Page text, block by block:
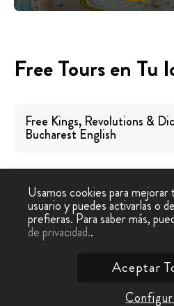
Free Tours en Tu
Free Kings, Revolutions &
Bucharest English
Tour
Gratis - Free Tour
Bucarest
Free
Usamos cookies para mejorar
usuario y puedes activarlas o
prefieras. Para saber más,
de privacidad..
Aceptar